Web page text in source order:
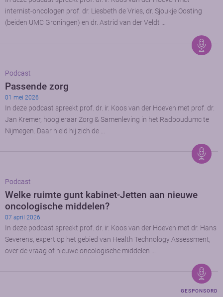
internist-oncologen prof. dr. Liesbeth de Vries, dr. Sjoukje Oosting
(beiden UMC Groningen) en dr. Astrid van der Veldt …
Podcast
Passende zorg
01 mei 2026
In deze podcast spreekt prof. dr. ir. Koos van der Hoeven met prof. dr.
Jan Kremer, hoogleraar Zorg & Samenleving in het Radboudumc te
Nijmegen. Daar hield hij zich de …
Podcast
Welke ruimte gunt kabinet-Jetten aan nieuwe
oncologische middelen?
07 april 2026
In deze podcast spreekt prof. dr. ir. Koos van der Hoeven met dr. Hans
Severens, expert op het gebied van Health Technology Assessment,
over de vraag of nieuwe oncologische middelen …
GESPONSORD